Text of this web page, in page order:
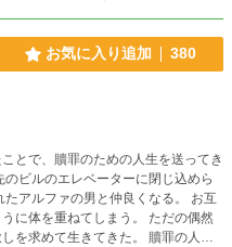
お気に入り追加 380
とで、贖罪のための人生を送ってき
ビルのエレベーターに閉じ込めら
アルファの男と仲良くなる。 お互
に体を重ねてしまう。 ただの偶然
を求めて生きてきた。 贖罪の人生